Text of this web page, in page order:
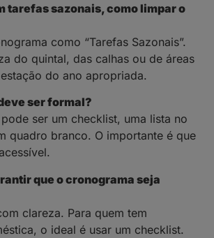
tarefas sazonais, como limpar o
como “Tarefas Sazonais”.
do quintal, das calhas ou de áreas
do ano apropriada.
ser formal?
ser um checklist, uma lista no
quadro branco. O importante é que
que o cronograma seja
clareza. Para quem tem
o ideal é usar um checklist.